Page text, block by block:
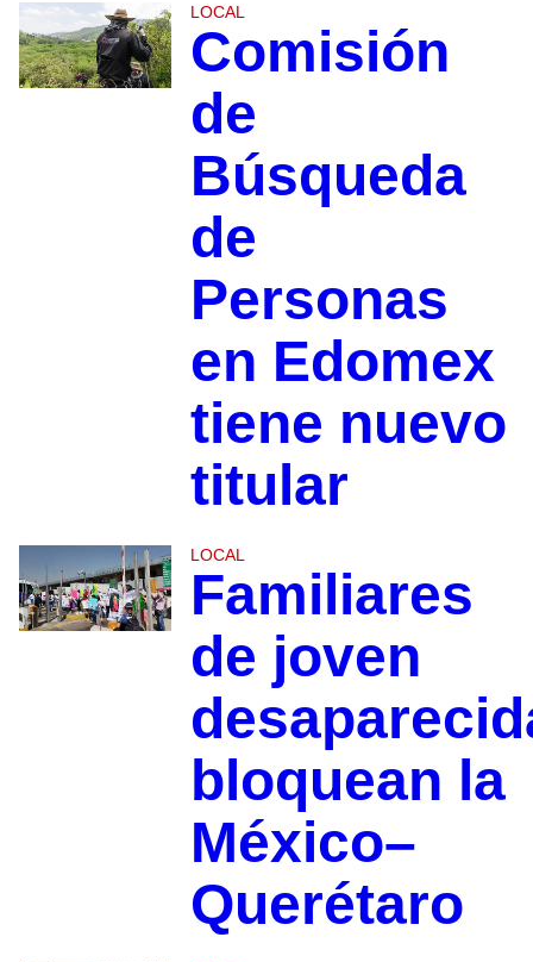
LOCAL
Comisión
de
Búsqueda
de
Personas
en Edomex
tiene nuevo
titular
LOCAL
Familiares
de joven
bloquean la
México–
Querétaro